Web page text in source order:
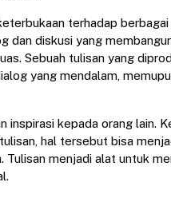
terhadap
dan diskusi yang
Sebuah tulisan yang
yang mendalam,
inspirasi kepada orang lain.
hal tersebut bisa
menjadi alat untuk